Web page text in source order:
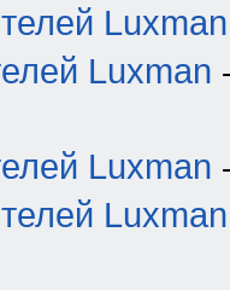
Luxman
Luxman
Luxman
Luxman